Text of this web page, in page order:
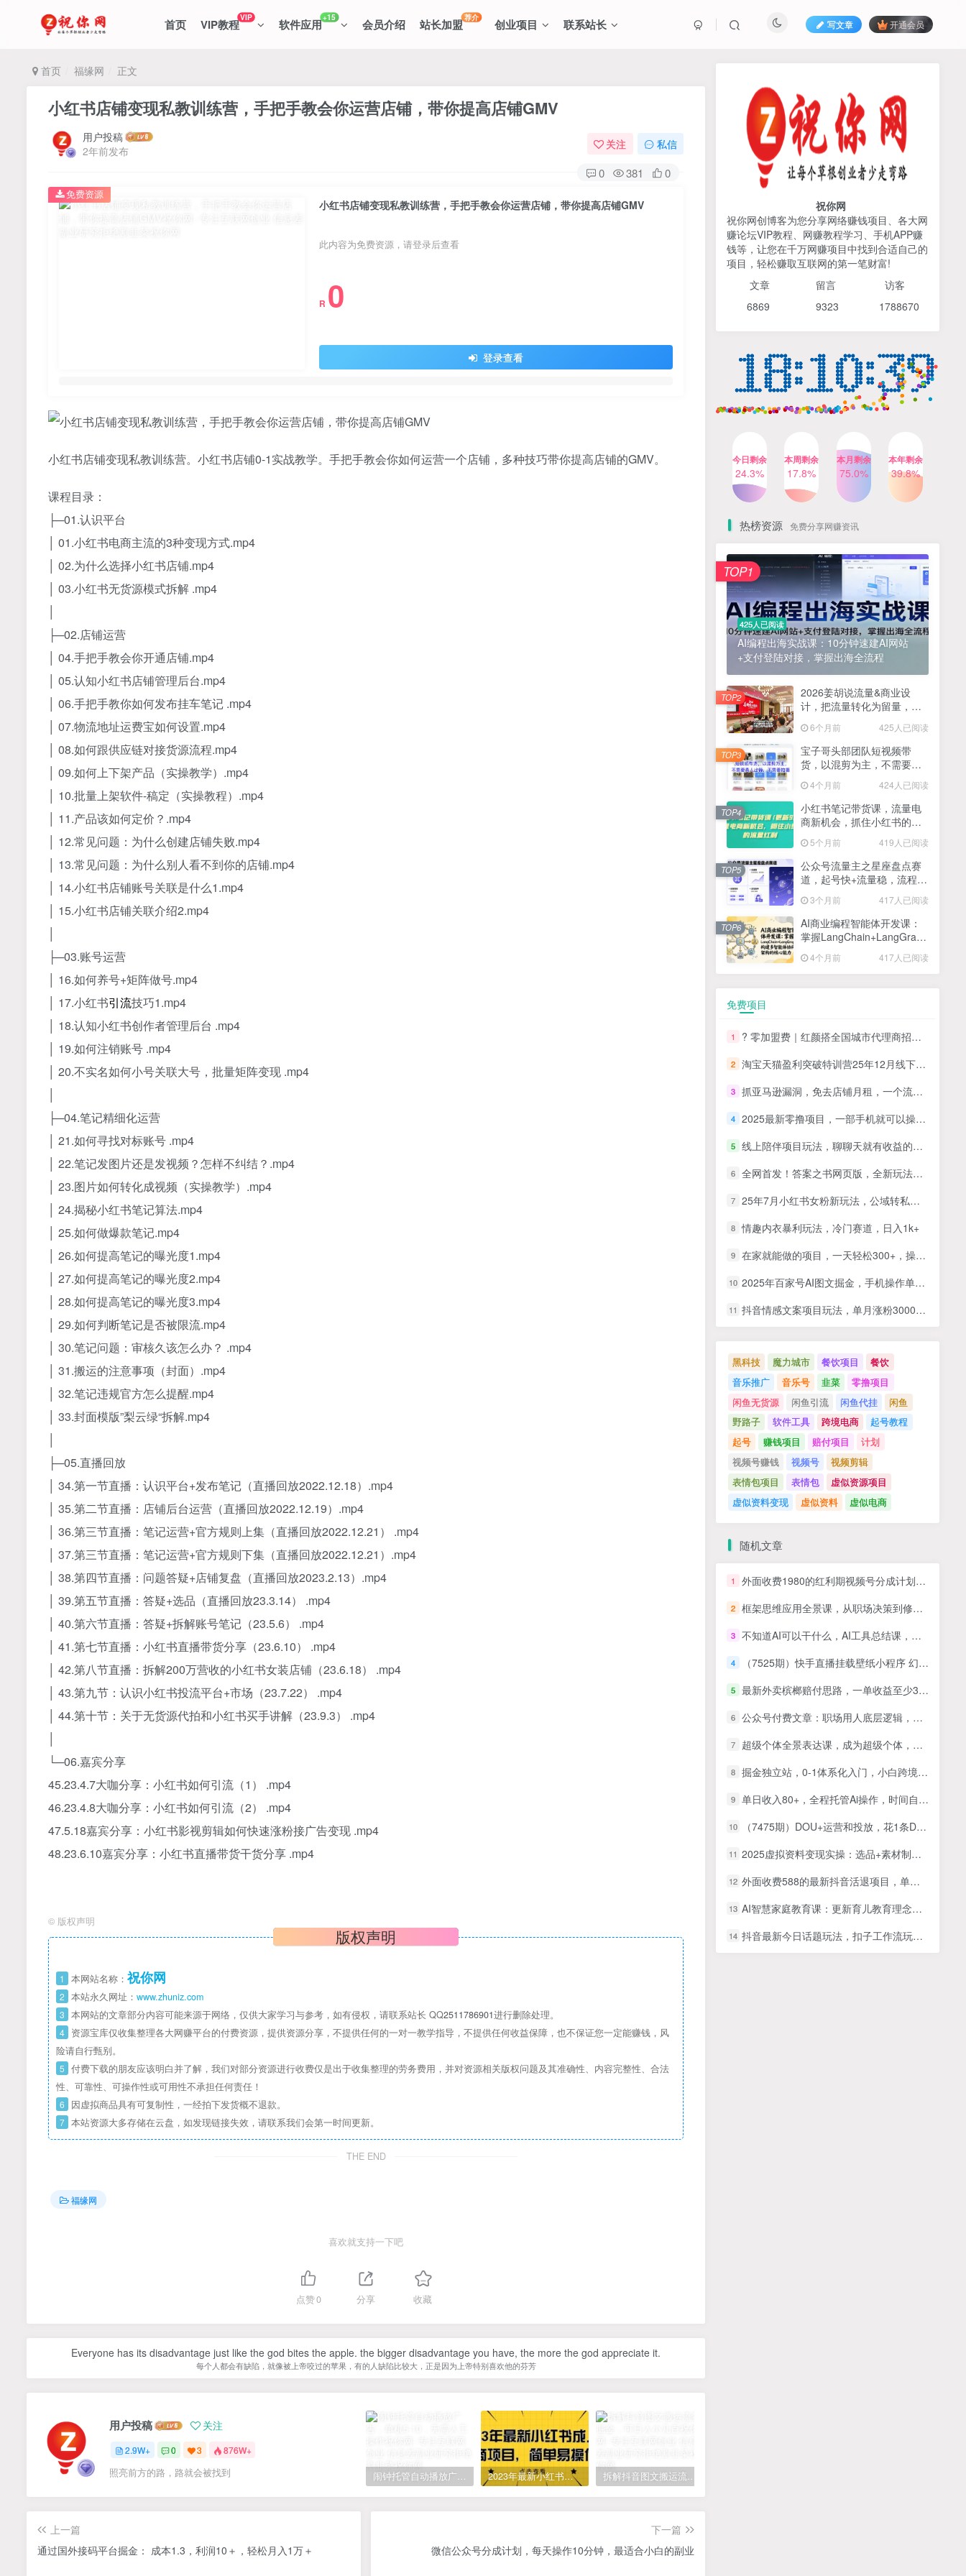
首页 VIP教程VIP 软件应用+15 会员介绍 站长加盟荐介 创业项目 联系站长 写文章 开通会员
首页 福缘网 正文
小红书店铺变现私教训练营，手把手教会你运营店铺，带你提高店铺GMV
用户投稿
2年前发布
关注 私信
0 381 0
小红书店铺变现私教训练营，手把手教会你运营店铺，带你提高店铺GMV
此内容为免费资源，请登录后查看
R 0
登录查看
免费资源
小红书店铺变现私教训练营。小红书店铺0-1实战教学。手把手教会你如何运营一个店铺，多种技巧带你提高店铺的GMV。
课程目录：
├─01.认识平台
│ 01.小红书电商主流的3种变现方式.mp4
│ 02.为什么选择小红书店铺.mp4
│ 03.小红书无货源模式拆解 .mp4
├─02.店铺运营
│ 04.手把手教会你开通店铺.mp4
│ 05.认知小红书店铺管理后台.mp4
│ 06.手把手教你如何发布挂车笔记 .mp4
│ 07.物流地址运费宝如何设置.mp4
│ 08.如何跟供应链对接货源流程.mp4
│ 09.如何上下架产品（实操教学）.mp4
│ 10.批量上架软件-稿定（实操教程）.mp4
│ 11.产品该如何定价？.mp4
│ 12.常见问题：为什么创建店铺失败.mp4
│ 13.常见问题：为什么别人看不到你的店铺.mp4
│ 14.小红书店铺账号关联是什么1.mp4
│ 15.小红书店铺关联介绍2.mp4
├─03.账号运营
│ 16.如何养号+矩阵做号.mp4
│ 17.小红书引流技巧1.mp4
│ 18.认知小红书创作者管理后台 .mp4
│ 19.如何注销账号 .mp4
│ 20.不实名如何小号关联大号，批量矩阵变现 .mp4
├─04.笔记精细化运营
│ 21.如何寻找对标账号 .mp4
│ 22.笔记发图片还是发视频？怎样不纠结？.mp4
│ 23.图片如何转化成视频（实操教学）.mp4
│ 24.揭秘小红书笔记算法.mp4
│ 25.如何做爆款笔记.mp4
│ 26.如何提高笔记的曝光度1.mp4
│ 27.如何提高笔记的曝光度2.mp4
│ 28.如何提高笔记的曝光度3.mp4
│ 29.如何判断笔记是否被限流.mp4
│ 30.笔记问题：审核久该怎么办？ .mp4
│ 31.搬运的注意事项（封面）.mp4
│ 32.笔记违规官方怎么提醒.mp4
│ 33.封面模版”梨云绿“拆解.mp4
├─05.直播回放
│ 34.第一节直播：认识平台+发布笔记（直播回放2022.12.18）.mp4
│ 35.第二节直播：店铺后台运营（直播回放2022.12.19）.mp4
│ 36.第三节直播：笔记运营+官方规则上集（直播回放2022.12.21） .mp4
│ 37.第三节直播：笔记运营+官方规则下集（直播回放2022.12.21）.mp4
│ 38.第四节直播：问题答疑+店铺复盘（直播回放2023.2.13）.mp4
│ 39.第五节直播：答疑+选品（直播回放23.3.14） .mp4
│ 40.第六节直播：答疑+拆解账号笔记（23.5.6） .mp4
│ 41.第七节直播：小红书直播带货分享（23.6.10） .mp4
│ 42.第八节直播：拆解200万营收的小红书女装店铺（23.6.18） .mp4
│ 43.第九节：认识小红书投流平台+市场（23.7.22） .mp4
│ 44.第十节：关于无货源代拍和小红书买手讲解（23.9.3） .mp4
└─06.嘉宾分享
45.23.4.7大咖分享：小红书如何引流（1） .mp4
46.23.4.8大咖分享：小红书如何引流（2） .mp4
47.5.18嘉宾分享：小红书影视剪辑如何快速涨粉接广告变现 .mp4
48.23.6.10嘉宾分享：小红书直播带货干货分享 .mp4
© 版权声明
版权声明
1 本网站名称： 祝你网
2 本站永久网址： www.zhuniz.com
3 本网站的文章部分内容可能来源于网络，仅供大家学习与参考，如有侵权，请联系站长 QQ2511786901进行删除处理。
4 资源宝库仅收集整理各大网赚平台的付费资源，提供资源分享，不提供任何的一对一教学指导，不提供任何收益保障，也不保证您一定能赚钱，风
险请自行甄别。
5 付费下载的朋友应该明白并了解，我们对部分资源进行收费仅是出于收集整理的劳务费用，并对资源相关版权问题及其准确性、内容完整性、合法
性、可靠性、可操作性或可用性不承担任何责任！
6 因虚拟商品具有可复制性，一经拍下发货概不退款。
7 本站资源大多存储在云盘，如发现链接失效，请联系我们会第一时间更新。
THE END
福缘网
喜欢就支持一下吧
点赞0 分享 收藏
Everyone has its disadvantage just like the god bites the apple. the bigger disadvantage you have, the more the god appreciate it.
每个人都会有缺陷，就像被上帝咬过的苹果，有的人缺陷比较大，正是因为上帝特别喜欢他的芬芳
用户投稿 关注
2.9W+ 0 3 876W+
照亮前方的路，路就会被找到 闹钟托管自动播放广告，单机5-10，无需人工操作 2023年最新小红书成人电商项目，简单易操作【详细教程】 拆解抖音图文搬运流量掘金，可日入小几百
上一篇
通过国外接码平台掘金： 成本1.3，利润10＋，轻松月入1万＋
下一篇
微信公众号分成计划，每天操作10分钟，最适合小白的副业
425人已阅读
AI编程出海实战课：10分钟速建AI网站
+支付登陆对接，掌握出海全流程
TOP1
2026姜胡说流量&商业设
计，把流量转化为留量，设
计自己的商业模式
6个月前 425人已阅读
TOP2
货，以混剪为主，不需要真
小红书笔记带货课，流量电
商新机会，抓住小红书的流
量红利(更新26年2月)
5个月前 419人已阅读
TOP4
公众号流量主之星座盘点赛
TOP5
AI商业编程智能体开发课：
掌握LangChain+LangGraph
构建多智能体协同架构的核
4个月前 417人已阅读
TOP6
1 ? 零加盟费｜红颜搭全国城市代理商招募正式启动！
2 淘宝天猫盈利突破特训营25年12月线下课，系统性的深度剖析电商企业经营之道，打造电商标准化运营体系
3 抓亚马逊漏洞，免去店铺月租，一个流量大竞争小，让你有机会成大卖的赛道
2025最新零撸项目，一部手机就可以操作，20秒一单，零投入纯薅羊毛，无门槛，一天200+【揭秘】
5 线上陪伴项目玩法，聊聊天就有收益的项目，一个月收益5000+
6 全网首发！答案之书网页版，全新玩法，搭配文档和网页，日入1k+零门槛小白首选副业
7 25年7月小红书女粉新玩法，公域转私域变现，日轻松变现2张+，5分钟简单复制好上手
8 情趣内衣暴利玩法，冷门赛道，日入1k+
9 在家就能做的项目，一天轻松300+，操作简单上手快
10 2025年百家号AI图文掘金，手机操作单号月入4-5位数，低门槛【附指令+工具】
抖音情感文案项目玩法，单月涨粉3000+，新手小白也能做
祝你网
祝你网创博客为您分享网络赚钱项目、各大网
赚论坛VIP教程、网赚教程学习、手机APP赚
钱等，让您在千万网赚项目中找到合适自己的
项目，轻松赚取互联网的第一笔财富!
文章 留言 访客
6869 9323 1788670
今日剩余
24.3%
本周剩余
17.8%
本月剩余
75.0%
本年剩余
39.8%
热榜资源 免费分享网赚资讯
425人已阅读
AI编程出海实战课：10分钟速建AI网站
+支付登陆对接，掌握出海全流程
TOP1
2026姜胡说流量&商业设
计，把流量转化为留量，设
6个月前 425人已阅读
TOP2
宝子哥头部团队短视频带
货，以混剪为主，不需要真
26年3月】
4个月前 424人已阅读
TOP3
小红书笔记带货课，流量电
商新机会，抓住小红书的流
5个月前 419人已阅读
TOP4
公众号流量主之星座盘点赛
道，起号快+流量稳，流程简
3个月前 417人已阅读
TOP5
AI商业编程智能体开发课：
掌握LangChain+LangGraph
心能力
4个月前 417人已阅读
TOP6
免费项目
1 ? 零加盟费｜红颜搭全国城市代理商招募正式启动！
2 淘宝天猫盈利突破特训营25年12月线下课，系统性的深度剖析电商企业经营之道，打造电商标准化运营体系
3 抓亚马逊漏洞，免去店铺月租，一个流量大竞争小，让你有机会成大卖的赛道
4 2025最新零撸项目，一部手机就可以操作，20秒一单，零投入纯薅羊毛，无门槛，一天200+【揭秘】
5 线上陪伴项目玩法，聊聊天就有收益的项目，一个月收益5000+
6 全网首发！答案之书网页版，全新玩法，搭配文档和网页，日入1k+零门槛小白首选副业
7 25年7月小红书女粉新玩法，公域转私域变现，日轻松变现2张+，5分钟简单复制好上手
8 情趣内衣暴利玩法，冷门赛道，日入1k+
9 在家就能做的项目，一天轻松300+，操作简单上手快
10 2025年百家号AI图文掘金，手机操作单号月入4-5位数，低门槛【附指令+工具】
11 抖音情感文案项目玩法，单月涨粉3000+，新手小白也能做
黑科技 魔力城市 餐饮项目
餐饮
音乐推广
音乐号 韭菜
零撸项目
闲鱼无货源
闲鱼引流 闲鱼代挂
闲鱼
野路子
软件工具 跨境电商
起号教程
起号
赚钱项目 赔付项目
计划
视频号赚钱
视频号
视频剪辑
表情包项目
表情包
虚似资源项目
虚似资料变现
虚似资料 虚似电商
随机文章
1 外面收费1980的红利期视频号分成计划2.0版本教学【揭秘】
2 框架思维应用全景课，从职场决策到修行，AI时代认知升级路径
3 不知道AI可以干什么，AI工具总结课，效率翻倍
4 （7525期）快手直播挂载壁纸小程序 幻灯片（新模式）变现轻松日入300+
5 最新外卖槟榔赔付思路，一单收益至少300+【仅揭秘】
6 公众号付费文章：职场用人底层逻辑，领导用人首重可控，能力再强不如可靠听话
7 超级个体全景表达课，成为超级个体，用表格拿结果
8 掘金独立站，0-1体系化入门，小白跨境电商指南
9 单日收入80+，全程托管Ai操作，时间自由，当天见收益，新人2天全部学会！
10 （7475期）DOU+运营和投放，花1条DOU+的钱，涨粉和变现，从0粉到十万粉
11 2025虚拟资料变现实操：选品+素材制作+笔记发布+自动发货，一个月变现10w+
12 外面收费588的最新抖音活退项目，单号一天利润100+【详细玩法教程】
13 AI智慧家庭教育课：更新育儿教育理念，巧用各类AI工具全方位提升孩子综合学习能力
14 抖音最新今日话题玩法，扣子工作流玩法，一键生成爆款视频